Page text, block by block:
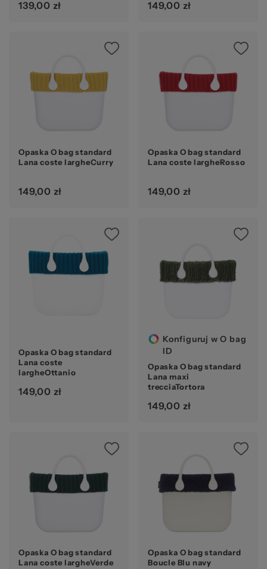
139,00 zł 149,00 zł
Opaska O bag standard
Lana coste largheCurry
149,00 zł
Opaska O bag standard
Lana coste largheRosso
149,00 zł
Opaska O bag standard
Lana coste
largheOttanio
149,00 zł
Konfiguruj w O bag
ID
Opaska O bag standard
Lana maxi
trecciaTortora
149,00 zł
Opaska O bag standard
Lana coste largheVerde
Opaska O bag standard
Boucle Blu navy